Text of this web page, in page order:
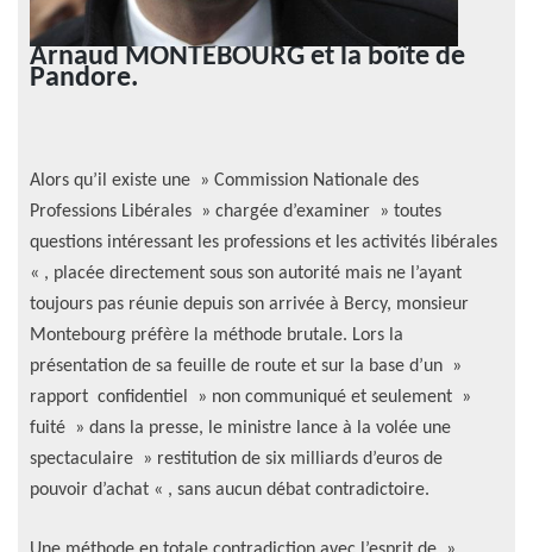
Arnaud MONTEBOURG et la boîte de
Pandore.
Alors qu’il existe une » Commission Nationale des
Professions Libérales » chargée d’examiner » toutes
questions intéressant les professions et les activités libérales
« , placée directement sous son autorité mais ne l’ayant
toujours pas réunie depuis son arrivée à Bercy, monsieur
Montebourg préfère la méthode brutale. Lors la
présentation de sa feuille de route et sur la base d’un »
rapport confidentiel » non communiqué et seulement »
fuité » dans la presse, le ministre lance à la volée une
spectaculaire » restitution de six milliards d’euros de
pouvoir d’achat « , sans aucun débat contradictoire.